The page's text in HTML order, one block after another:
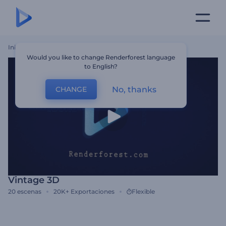
Inicio
Vintage 3D
20 escenas 20K+ Exportaciones Flexible
Would you like to change Renderforest language
to English?
CHANGE No, thanks